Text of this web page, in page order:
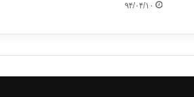
۹۴/۰۴/۱۰